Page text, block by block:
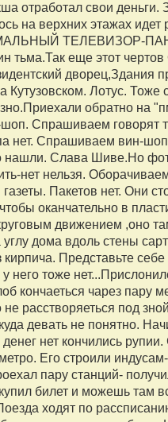
отработал свои деньги.
на верхних этажах
ТЕЛЕВИЗОР-
тьма.Так еще этот
дворец,Здания
Кутузовском. Лотус.
обратно на
Спрашиваем говорят
нет. Спрашиваем вин-
нашли. Слава Шиве.Но
нет нельзя.
Пакетов нет. Они
оканчательно в
движением ,оно
дома вдоль стены
Представьте
него тоже
кончаеться чарез пару
не расстворяеться под
девать не понятно.
нет кончились
Его строили
пару станций-
билет и можешь там
ходят по